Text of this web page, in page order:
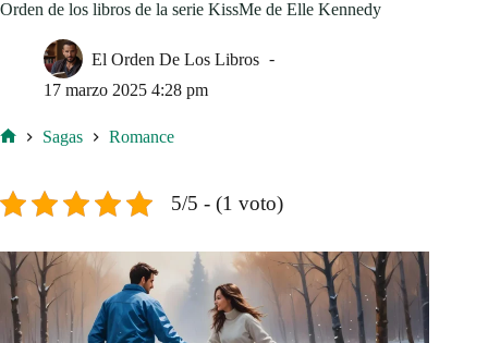
Orden de los libros de la serie KissMe de Elle Kennedy
El Orden De Los Libros
17 marzo 2025 4:28 pm
Sagas Romance
5/5 - (1 voto)